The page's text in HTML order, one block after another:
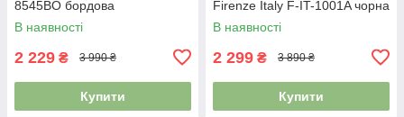
8545BO бордова
В наявності
2 229 ₴ 3 990 ₴
Купити
Firenze Italy F-IT-1001A чорна
В наявності
2 299 ₴ 3 890 ₴
Купити